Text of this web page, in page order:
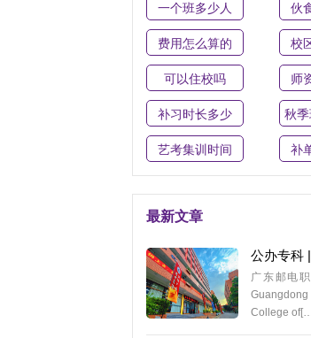
一个班多少人 伙
费用怎么算的 校
可以住校吗 师
补习时长多少 秋
艺考集训时间 补
最新文章
广东邮电
College